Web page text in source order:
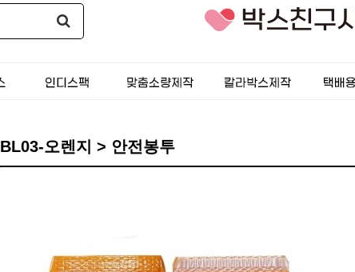
BL03-오렌지 > 안전봉투